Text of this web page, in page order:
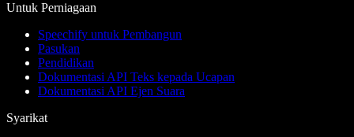
Untuk Perniagaan
Speechify untuk Pembangun
Pasukan
Pendidikan
Dokumentasi API Teks kepada Ucapan
Dokumentasi API Ejen Suara
Syarikat